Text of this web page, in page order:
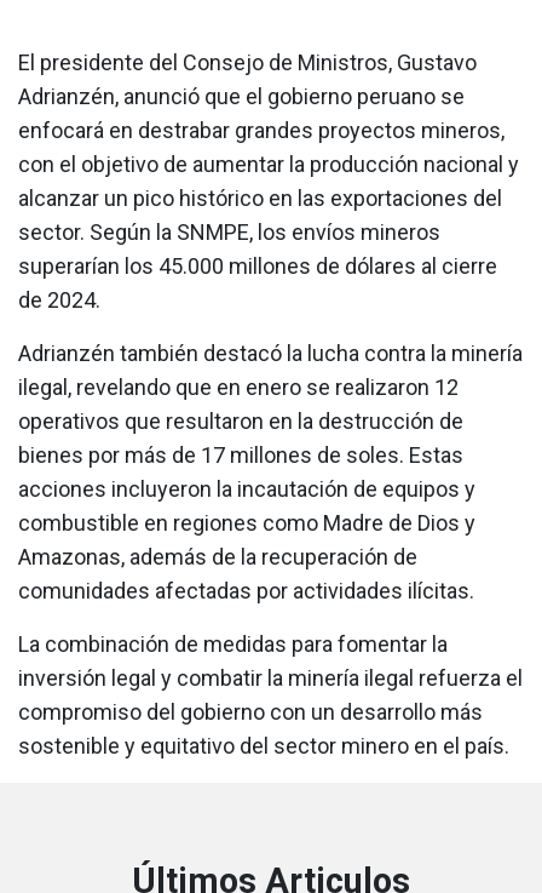
El presidente del Consejo de Ministros, Gustavo
Adrianzén, anunció que el gobierno peruano se
enfocará en destrabar grandes proyectos mineros,
con el objetivo de aumentar la producción nacional y
alcanzar un pico histórico en las exportaciones del
sector. Según la SNMPE, los envíos mineros
superarían los 45.000 millones de dólares al cierre
de 2024.
Adrianzén también destacó la lucha contra la minería
ilegal, revelando que en enero se realizaron 12
operativos que resultaron en la destrucción de
bienes por más de 17 millones de soles. Estas
acciones incluyeron la incautación de equipos y
combustible en regiones como Madre de Dios y
Amazonas, además de la recuperación de
comunidades afectadas por actividades ilícitas.
La combinación de medidas para fomentar la
inversión legal y combatir la minería ilegal refuerza el
compromiso del gobierno con un desarrollo más
sostenible y equitativo del sector minero en el país.
Últimos Articulos